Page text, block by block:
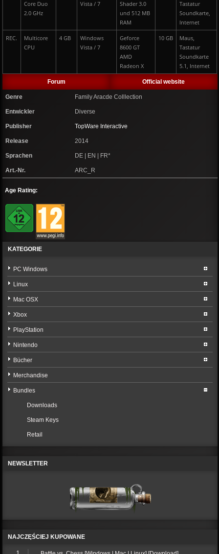
Core Duo
2.0 GHz
Vista / 7
Shader 3.0
und 512 MB
RAM
Tastatur
Soundkarte,
Internet
REC.
Multicore
CPU
4 GB
Windows
Vista / 7
Geforce
8600 GT
AMD
Radeon X
10 GB
Maus,
Tastatur
Soundkarte
5.1, Internet
Forum Official website
Genre Family Aracde Colllection
Entwickler Diverse
Publisher TopWare Interactive
Release 2014
Sprachen DE | EN | FR*
Art.-Nr. ARC_R
Age Rating:
KATEGORIE
PC Windows
Linux
Mac OSX
Xbox
PlayStation
Nintendo
Bücher
Merchandise
Bundles
Downloads
Steam Keys
Retail
NEWSLETTER
NAJCZĘŚCIEJ KUPOWANE